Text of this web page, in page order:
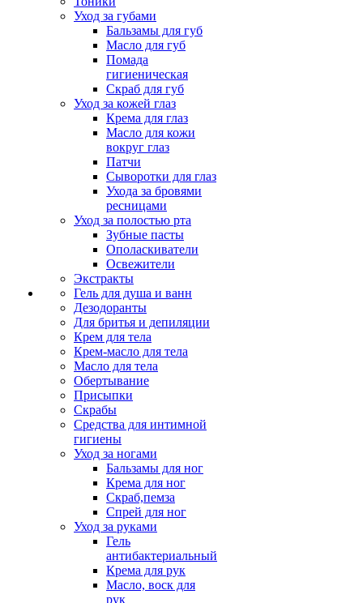
Уход за губами
Бальзамы для губ
Масло для губ
Помада
гигиеническая
Скраб для губ
Уход за кожей глаз
Крема для глаз
Масло для кожи
вокруг глаз
Патчи
Сыворотки для глаз
Ухода за бровями
ресницами
Уход за полостью рта
Зубные пасты
Ополаскиватели
Освежители
Экстракты
Гель для душа и ванн
Дезодоранты
Для бритья и депиляции
Крем для тела
Крем-масло для тела
Масло для тела
Обертывание
Присыпки
Скрабы
Средства для интимной
гигиены
Уход за ногами
Бальзамы для ног
Крема для ног
Скраб,пемза
Спрей для ног
Уход за руками
Гель
антибактериальный
Крема для рук
Масло, воск для
рук